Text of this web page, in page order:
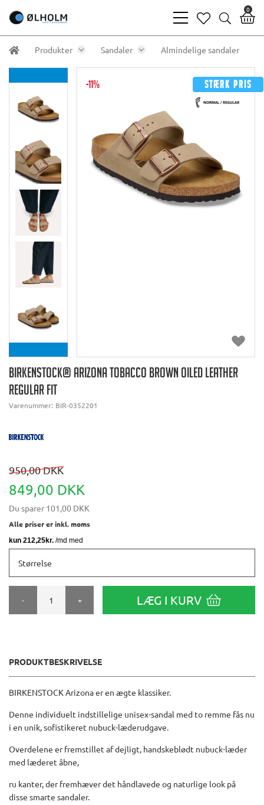
bars
light
heart
search
0
Produkter Sandaler Almindelige sandaler
-11% Stærk pris
BIRKENSTOCK® ARIZONA TOBACCO BROWN OILED LEATHER
REGULAR FIT
Varenummer: BIR-0352201
950,00 DKK
849,00 DKK
Du sparer 101,00 DKK
Alle priser er inkl. moms
Størrelse
- + LÆG I KURV
PRODUKTBESKRIVELSE
BIRKENSTOCK Arizona er en ægte klassiker.
Denne individuelt indstillelige unisex-sandal med to remme fås nu
i en unik, sofistikeret nubuck-læderudgave.
Overdelene er fremstillet af dejligt, handskeblødt nubuck-læder
med læderet åbne,
ru kanter, der fremhæver det håndlavede og naturlige look på
disse smarte sandaler.